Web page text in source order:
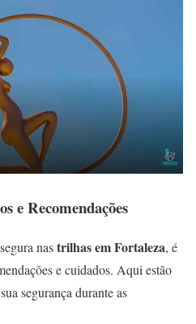
e Recomendações
nastrilhas em Fortaleza, é
e cuidados. Aqui estão
segurança durante as